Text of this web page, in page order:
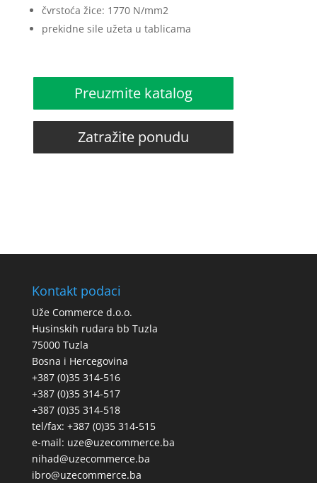
čvrstoća žice: 1770 N/mm2
prekidne sile užeta u tablicama
Preuzmite katalog
Zatražite ponudu
Kontakt podaci
Uže Commerce d.o.o.
Husinskih rudara bb Tuzla
75000 Tuzla
Bosna i Hercegovina
+387 (0)35 314-516
+387 (0)35 314-517
+387 (0)35 314-518
tel/fax: +387 (0)35 314-515
e-mail: uze@uzecommerce.ba
nihad@uzecommerce.ba
ibro@uzecommerce.ba